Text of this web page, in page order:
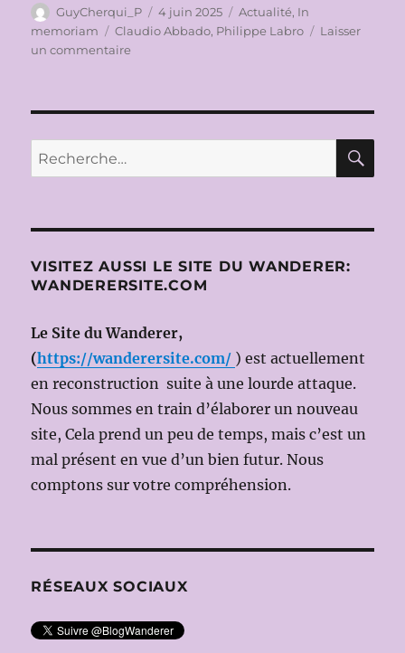
Auteur
GuyCherqui_P
Publié
le
4 juin 2025 Catégories
Actualité, In
memoriam
Étiquettes
Claudio Abbado, Philippe Labro
Laisser
un commentairesur
(1936-
Recherche
pour :
VISITEZ AUSSI LE SITE DU WANDERER:
WANDERERSITE.COM
Le Site du Wanderer,
(https://wanderersite.com/ ) est actuellement
en reconstruction suite à une lourde attaque.
Nous sommes en train d’élaborer un nouveau
site, Cela prend un peu de temps, mais c’est un
mal présent en vue d’un bien futur. Nous
comptons sur votre compréhension.
RÉSEAUX SOCIAUX